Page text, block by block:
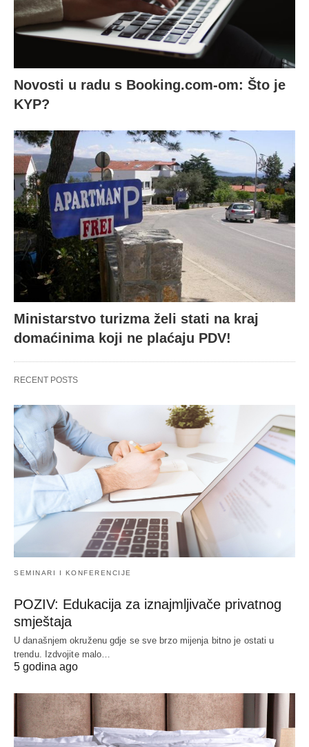
Novosti u radu s Booking.com-om: Što je
KYP?
Ministarstvo turizma želi stati na kraj
domaćinima koji ne plaćaju PDV!
RECENT POSTS
SEMINARI I KONFERENCIJE
POZIV: Edukacija za iznajmljivače privatnog
smještaja
U današnjem okruženu gdje se sve brzo mijenja bitno je ostati u
trendu. Izdvojite malo…
5 godina ago